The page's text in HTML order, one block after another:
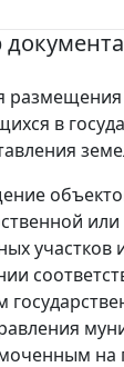
размещения
в
участков
на